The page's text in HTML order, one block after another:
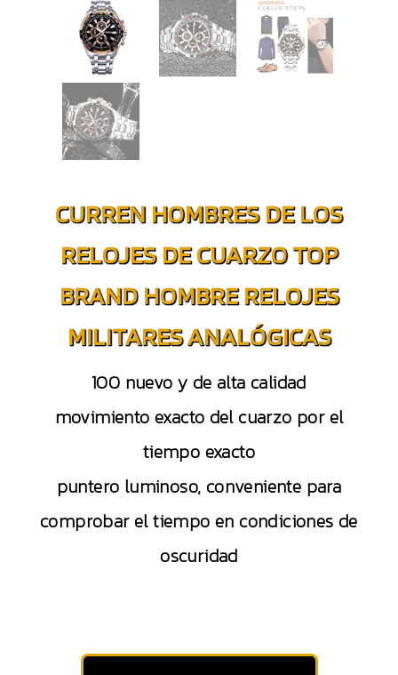
CURREN HOMBRES DE LOS
RELOJES DE CUARZO TOP
BRAND HOMBRE RELOJES
MILITARES ANALÓGICAS
100 nuevo y de alta calidad
movimiento exacto del cuarzo por el
tiempo exacto
puntero luminoso, conveniente para
comprobar el tiempo en condiciones de
oscuridad